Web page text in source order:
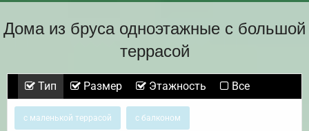
Дома из бруса одноэтажные с большой
террасой
Тип Размер Этажность Все
с маленькой террасой с балконом